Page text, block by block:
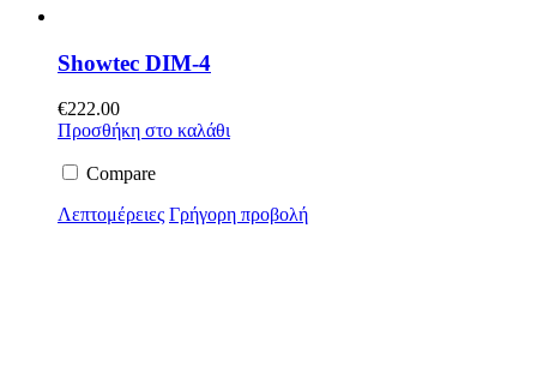
Showtec DIM-4
€222.00
Προσθήκη στο καλάθι
Compare
Λεπτομέρειες Γρήγορη προβολή